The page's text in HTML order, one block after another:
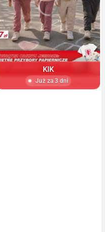
KIK
Już za 3 dni